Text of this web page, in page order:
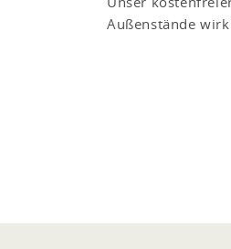
Außenstände